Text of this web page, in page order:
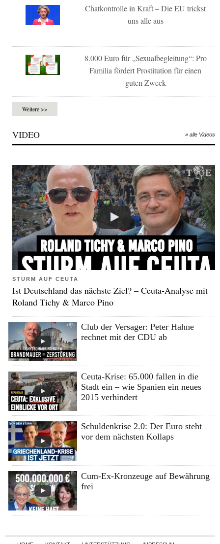
Chatkontrolle in Kraft – Die EU trickst
uns alle aus
8.000 Euro für „Sexualbegleitung“: Pro
Familia fördert Prostitution für einen
guten Zweck
Weitere >>
VIDEO » alle Videos
STURM AUF CEUTA
Ist Deutschland das nächste Ziel? – Ceuta-Analyse mit
Roland Tichy & Marco Pino
Club der Versager: Peter Hahne
rechnet mit der CDU ab
Ceuta-Krise: 65.000 fallen in die
Stadt ein – wie Spanien ein neues
2015 verhindert
Schuldenkrise 2.0: Der Euro steht
vor dem nächsten Kollaps
Cum-Ex-Kronzeuge auf Bewährung
frei
Skip to content